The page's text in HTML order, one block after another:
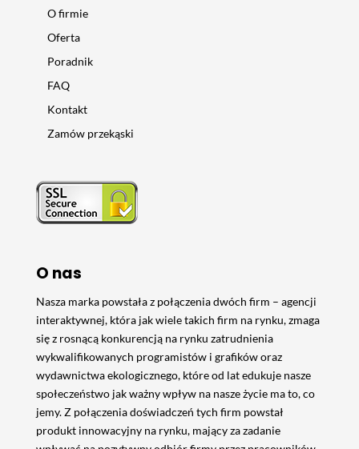
O firmie
Oferta
Poradnik
FAQ
Kontakt
Zamów przekąski
O nas
Nasza marka powstała z połączenia dwóch firm – agencji
interaktywnej, która jak wiele takich firm na rynku, zmaga
się z rosnącą konkurencją na rynku zatrudnienia
wykwalifikowanych programistów i grafików oraz
wydawnictwa ekologicznego, które od lat edukuje nasze
społeczeństwo jak ważny wpływ na nasze życie ma to, co
jemy. Z połączenia doświadczeń tych firm powstał
produkt innowacyjny na rynku, mający za zadanie